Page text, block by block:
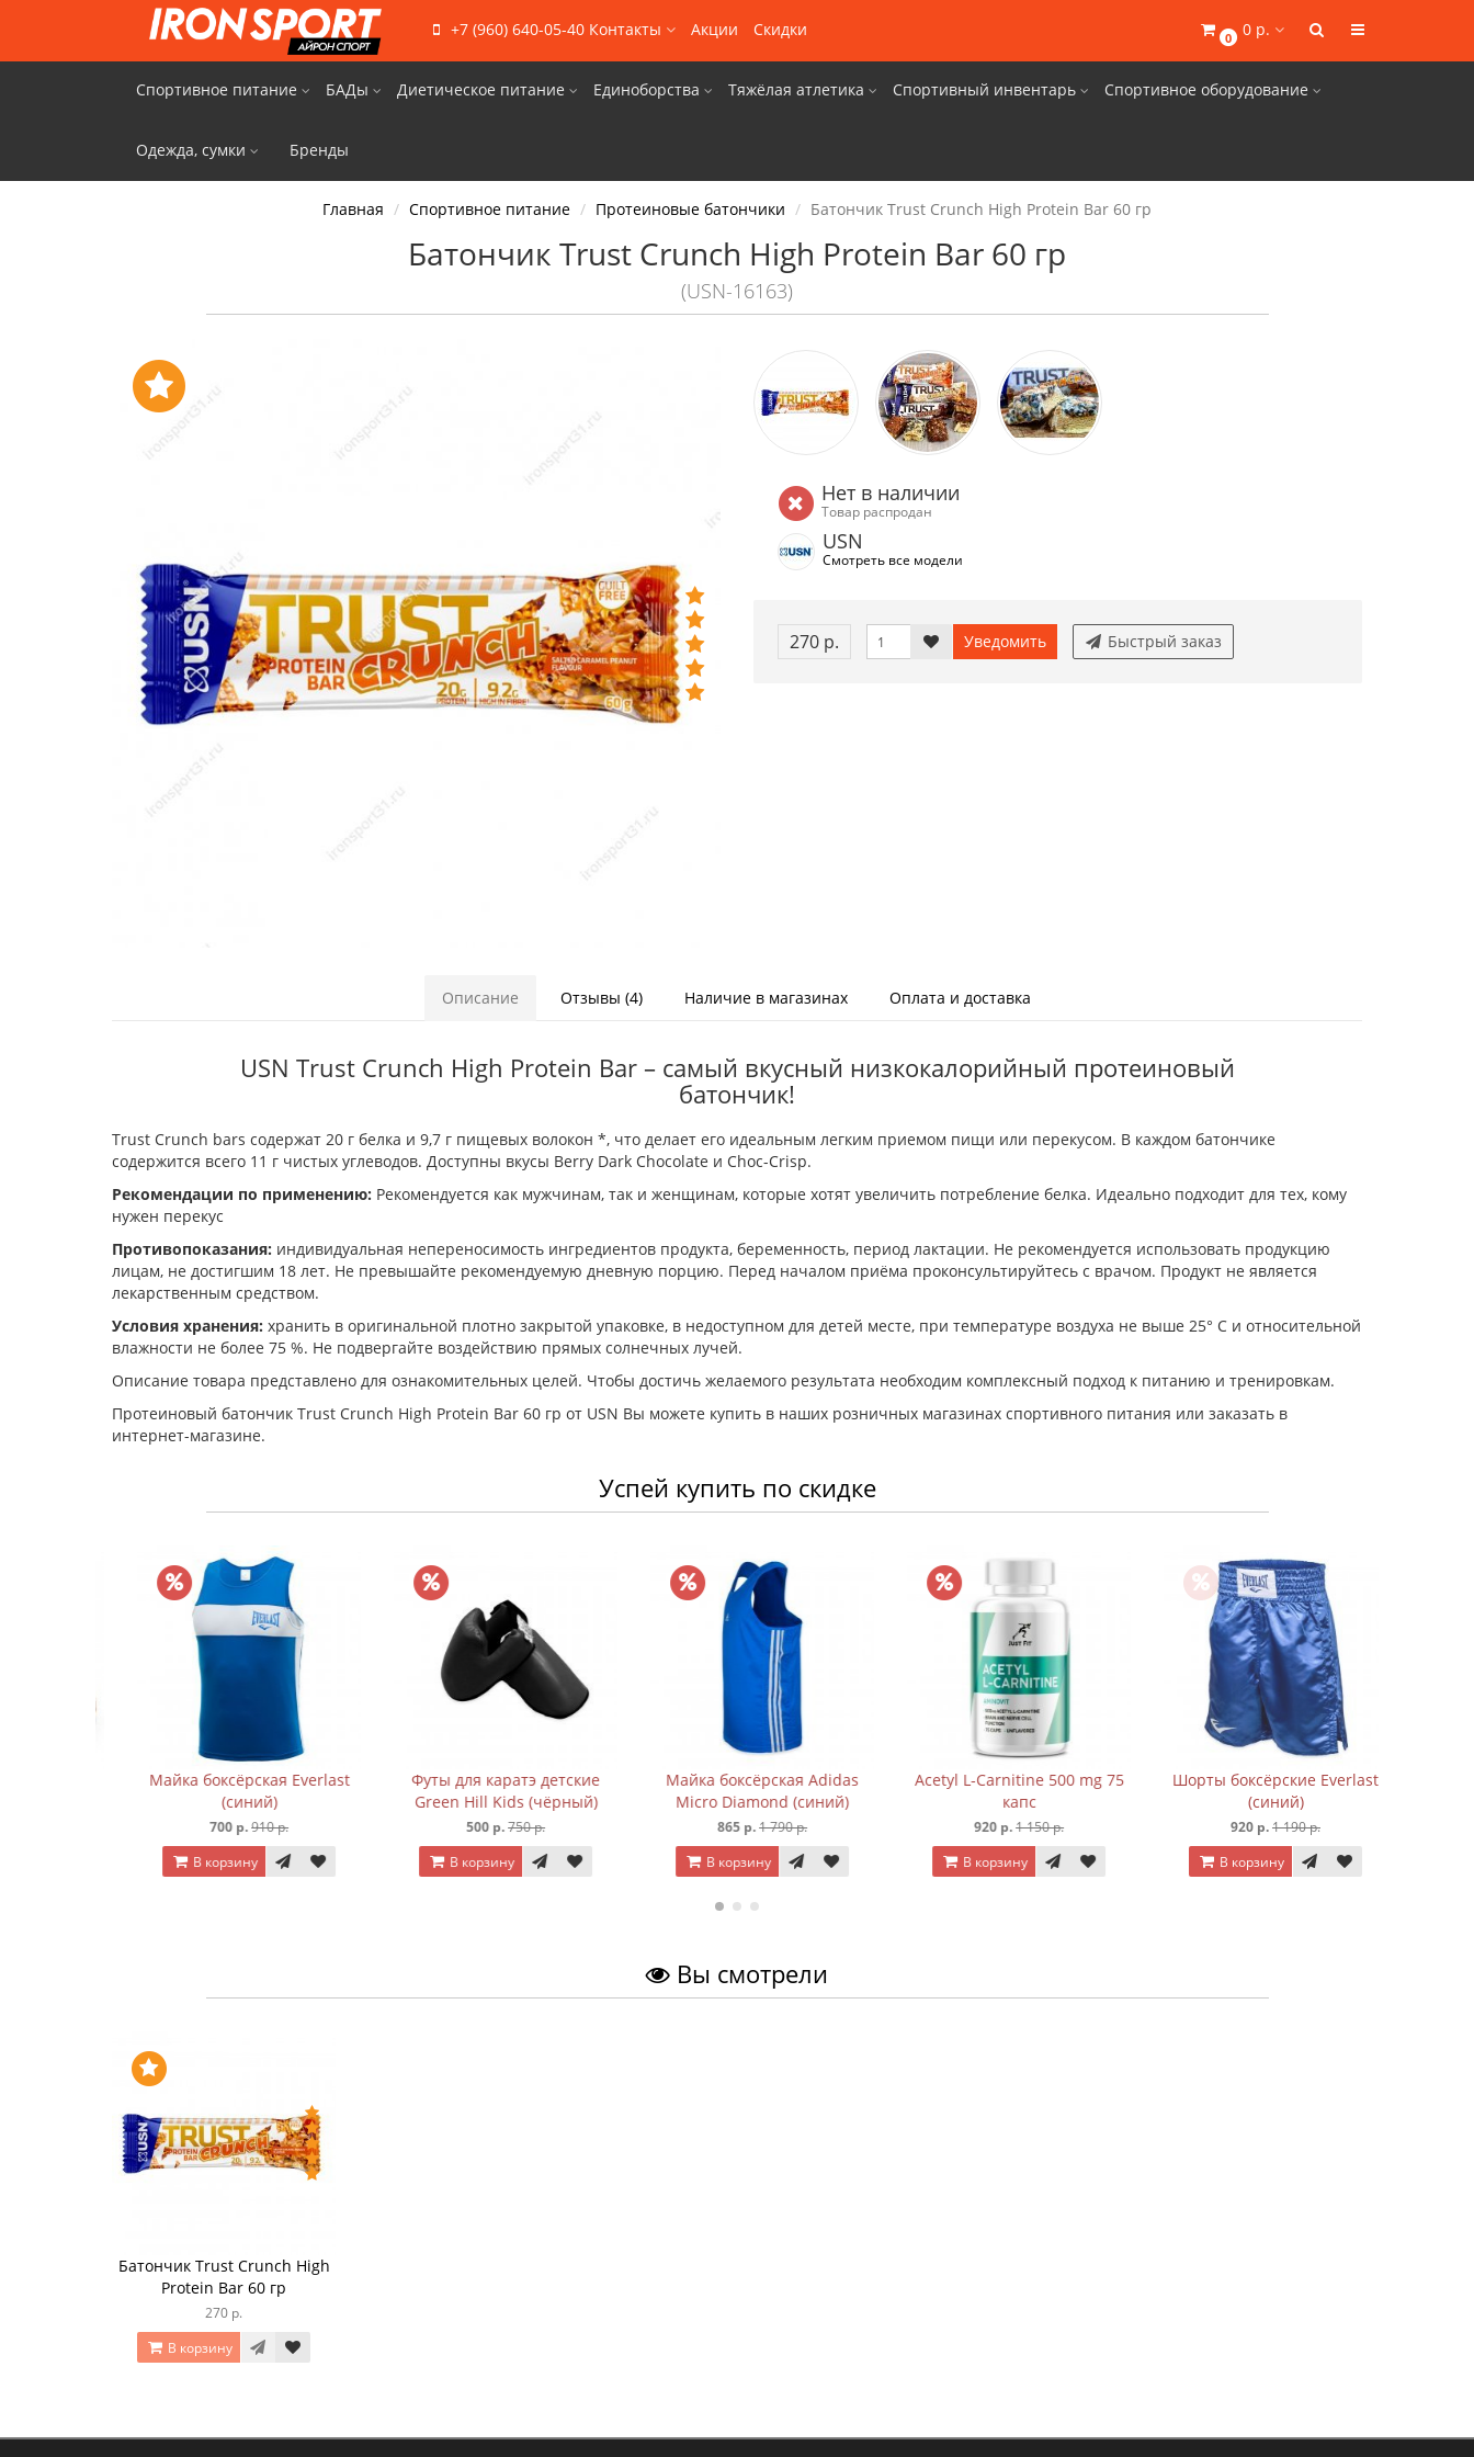
+7 (960) 640-05-40 Контакты Акции Скидки 0 0 р.
Спортивное питание БАДы Диетическое питание Единоборства Тяжёлая атлетика Спортивный инвентарь Спортивное оборудование
Одежда, сумки Бренды
Главная Спортивное питание Протеиновые батончики Батончик Trust Crunch High Protein Bar 60 гр
Батончик Trust Crunch High Protein Bar 60 гр
(USN-16163)
Нет в наличии
Товар распродан
USN
Смотреть все модели
270 р. Уведомить Быстрый заказ
Описание Отзывы (4) Наличие в магазинах Оплата и доставка
USN Trust Crunch High Protein Bar – самый вкусный низкокалорийный протеиновый
батончик!
Trust Crunch bars содержат 20 г белка и 9,7 г пищевых волокон *, что делает его идеальным легким приемом пищи или перекусом. В каждом батончике
содержится всего 11 г чистых углеводов. Доступны вкусы Berry Dark Chocolate и Choc-Crisp.
Рекомендации по применению: Рекомендуется как мужчинам, так и женщинам, которые хотят увеличить потребление белка. Идеально подходит для тех, кому
нужен перекус
Противопоказания: индивидуальная непереносимость ингредиентов продукта, беременность, период лактации. Не рекомендуется использовать продукцию
лицам, не достигшим 18 лет. Не превышайте рекомендуемую дневную порцию. Перед началом приёма проконсультируйтесь с врачом. Продукт не является
лекарственным средством.
Условия хранения: хранить в оригинальной плотно закрытой упаковке, в недоступном для детей месте, при температуре воздуха не выше 25° С и относительной
влажности не более 75 %. Не подвергайте воздействию прямых солнечных лучей.
Описание товара представлено для ознакомительных целей. Чтобы достичь желаемого результата необходим комплексный подход к питанию и тренировкам.
Протеиновый батончик Trust Crunch High Protein Bar 60 гр от USN Вы можете купить в наших розничных магазинах спортивного питания или заказать в
интернет-магазине.
Успей купить по скидке
Майка боксёрская Everlast
(синий)
700 р.910 р.
В корзину
Футы для каратэ детские
Green Hill Kids (чёрный)
500 р.750 р.
В корзину
Майка боксёрская Adidas
Micro Diamond (синий)
865 р.1 790 р.
В корзину
Acetyl L-Carnitine 500 mg 75
капc
920 р.1 150 р.
В корзину
Шорты боксёрские Everlast
(синий)
920 р.1 190 р.
В корзину
Вы смотрели
Батончик Trust Crunch High
Protein Bar 60 гр
270 р.
В корзину